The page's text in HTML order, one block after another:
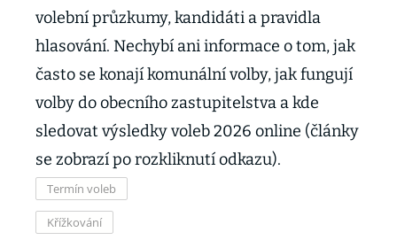
volební průzkumy, kandidáti a pravidla
hlasování. Nechybí ani informace o tom, jak
často se konají komunální volby, jak fungují
volby do obecního zastupitelstva a kde
sledovat výsledky voleb 2026 online (články
se zobrazí po rozkliknutí odkazu).
Termín voleb
Křížkování